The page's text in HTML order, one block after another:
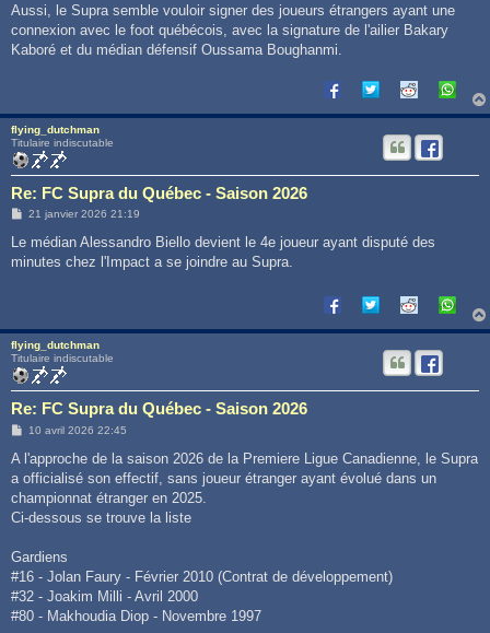
Aussi, le Supra semble vouloir signer des joueurs étrangers ayant une
connexion avec le foot québécois, avec la signature de l'ailier Bakary
Kaboré et du médian défensif Oussama Boughanmi.
flying_dutchman
Titulaire indiscutable
Re: FC Supra du Québec - Saison 2026
M
s
a
21 janvier 2026 21:19
Le médian Alessandro Biello devient le 4e joueur ayant disputé des
minutes chez l'Impact a se joindre au Supra.
flying_dutchman
Titulaire indiscutable
Re: FC Supra du Québec - Saison 2026
M
s
a
g
10 avril 2026 22:45
A l'approche de la saison 2026 de la Premiere Ligue Canadienne, le Supra
a officialisé son effectif, sans joueur étranger ayant évolué dans un
championnat étranger en 2025.
Ci-dessous se trouve la liste
Gardiens
#16 - Jolan Faury - Février 2010 (Contrat de développement)
#32 - Joakim Milli - Avril 2000
#80 - Makhoudia Diop - Novembre 1997